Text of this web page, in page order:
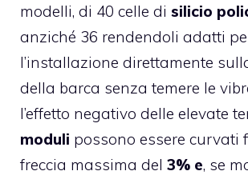
modelli, di 40 celle di silicio
anziché 36 rendendoli adatti
l’installazione direttamente
della barca senza temere le
l’effetto negativo delle elevate
moduli possono essere curvati
freccia massima del 3% e, se